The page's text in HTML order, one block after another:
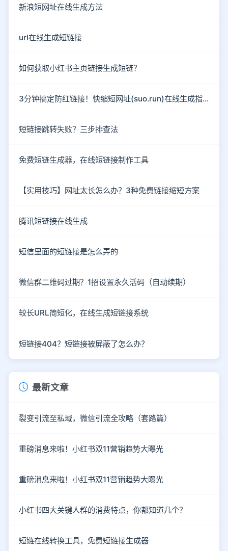
新浪短网址在线生成方法
url在线生成短链接
如何获取小红书主页链接生成短链？
3分钟搞定防红链接！快缩短网址(suo.run)在线生成指南
短链接跳转失败？三步排查法
免费短链生成器，在线短链接制作工具
【实用技巧】网址太长怎么办？3种免费链接缩短方案
腾讯短链接在线生成
短信里面的短链接是怎么弄的
微信群二维码过期？1招设置永久活码（自动续期）
较长URL简短化，在线生成短链接系统
短链接404？短链接被屏蔽了怎么办？
最新文章
裂变引流至私域，微信引流全攻略（套路篇）
重磅消息来啦！小红书双11营销趋势大曝光
重磅消息来啦！小红书双11营销趋势大曝光
小红书四大关键人群的消费特点，你都知道几个？
短链在线转换工具，免费短链接生成器